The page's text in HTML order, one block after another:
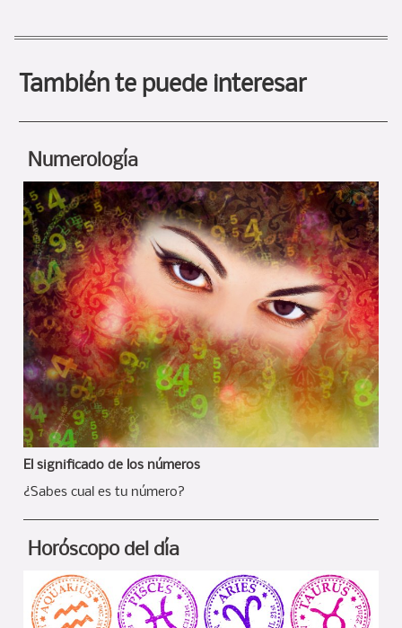
También te puede interesar
Numerología
El significado de los números
¿Sabes cual es tu número?
Horóscopo del día